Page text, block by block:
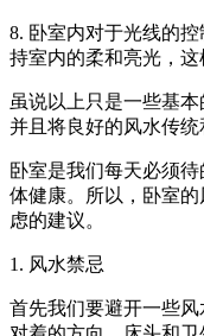
8. 卧室内对于光线的
持室内的柔和亮光，这
虽说以上只是一些基
并且将良好的风水传统
卧室是我们每天必须
体健康。所以，卧室
虑的建议。
1. 风水禁忌
首先我们要避开一些